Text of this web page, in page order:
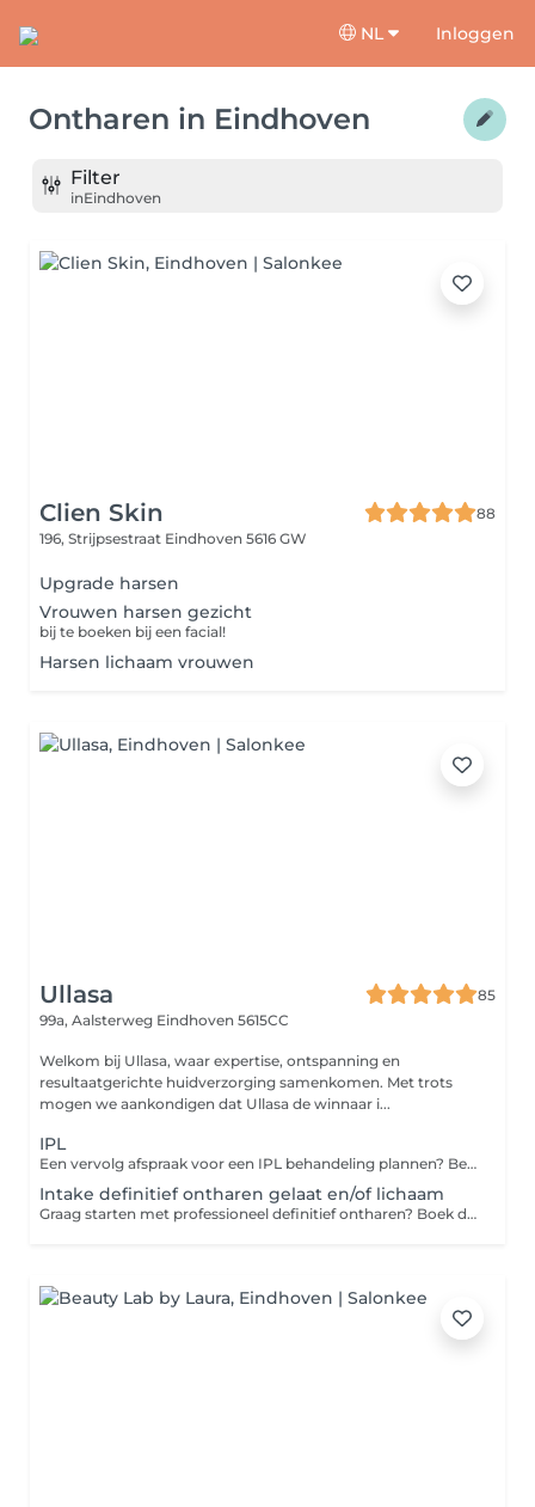
NL Inloggen
Ontharen in Eindhoven
Filter
inEindhoven
Clien Skin
88
196, Strijpsestraat Eindhoven 5616 GW
Upgrade harsen
Vrouwen harsen gezicht
bij te boeken bij een facial!
Harsen lichaam vrouwen
Ullasa
85
99a, Aalsterweg Eindhoven 5615CC
Welkom bij Ullasa, waar expertise, ontspanning en
resultaatgerichte huidverzorging samenkomen. Met trots
mogen we aankondigen dat Ullasa de winnaar i...
IPL
Een vervolg afspraak voor een IPL behandeling plannen? Bel even naar de salon, een medewerken pland uw vervolgafspraak in. Nieuw voor deze behandeling? Plan dan online een intake gesprek in.
Intake definitief ontharen gelaat en/of lichaam
Graag starten met professioneel definitief ontharen? Boek dan nu bij een ervaren deskundige je intake gesprek in. De kosten van het intake gesprek ontvang je als korting bij het starten van de behandelingen. Ben je al onder behandeling en wil je een nieuwe afspraak plannen of wijzigen? Bel of mail dan naar de salon.